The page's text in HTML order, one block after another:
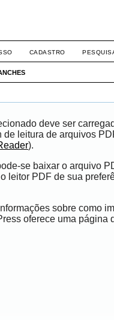
CADASTRO
deve ser
de leitura de arquivos
).
se baixar o arquivo
leitor PDF de sua
sobre como
oferece uma página